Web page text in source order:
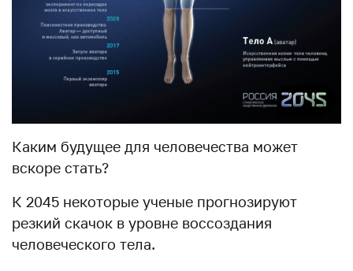
Каким будущее для человечества может
вскоре стать?
К 2045 некоторые ученые прогнозируют
резкий скачок в уровне воссоздания
человеческого тела.